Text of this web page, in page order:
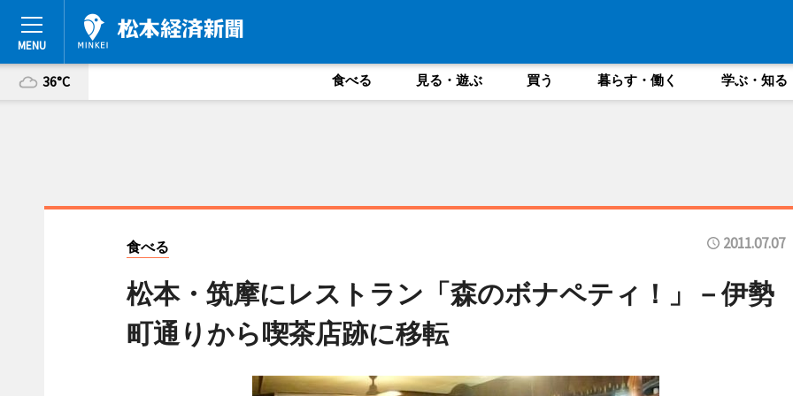
36°C 食べる 見る・遊ぶ 買う 暮らす・働く 学ぶ・知る
食べる 2011.07.07
松本・筑摩にレストラン「森のボナペティ！」－伊勢
町通りから喫茶店跡に移転